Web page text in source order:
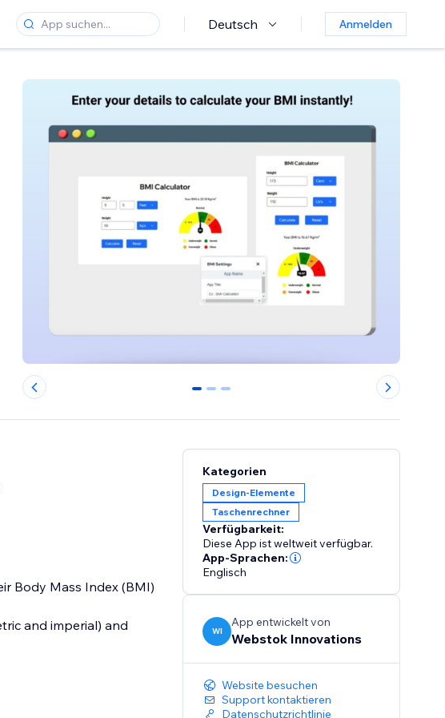
Deutsch Anmelden
0 1 2
Body Mass Index (BMI)
and imperial) and
Kategorien
Design-Elemente
Taschenrechner
Verfügbarkeit:
Diese App ist weltweit verfügbar.
App-Sprachen:
Englisch
WI
App entwickelt von
Webstok Innovations
Website besuchen
Support kontaktieren
Datenschutzrichtlinie